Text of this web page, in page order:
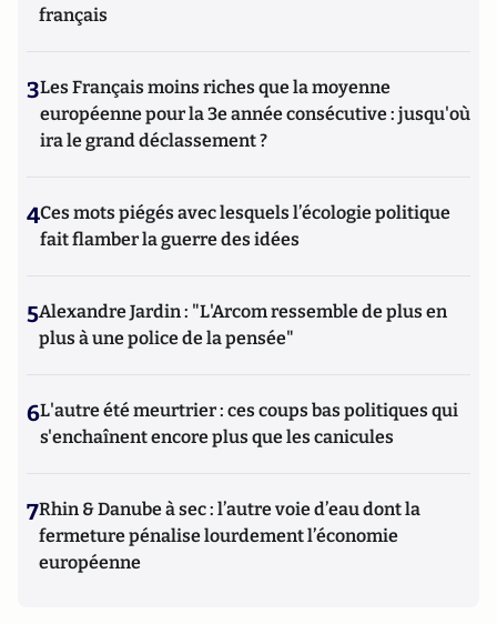
français
3Les Français moins riches que la moyenne
européenne pour la 3e année consécutive : jusqu'où
ira le grand déclassement ?
4Ces mots piégés avec lesquels l’écologie politique
fait flamber la guerre des idées
5Alexandre Jardin : "L'Arcom ressemble de plus en
plus à une police de la pensée"
6L'autre été meurtrier : ces coups bas politiques qui
s'enchaînent encore plus que les canicules
7Rhin & Danube à sec : l’autre voie d’eau dont la
fermeture pénalise lourdement l’économie
européenne